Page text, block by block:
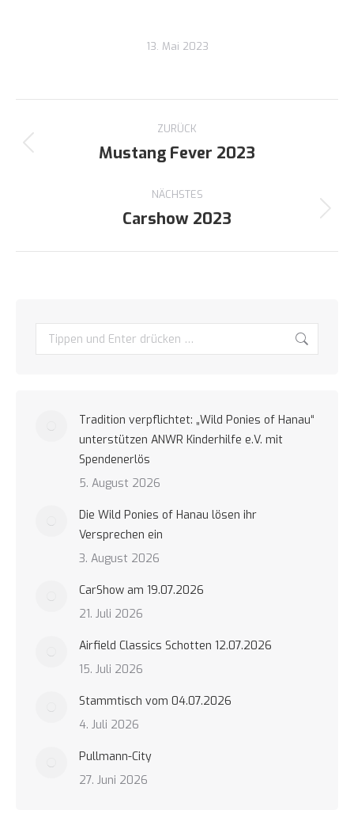
13. Mai 2023
Kommentarnavigation
ZURÜCK
Vorheriger
Mustang Fever 2023
NÄCHSTES
Nächster
Carshow 2023
Search:
Tradition verpflichtet: „Wild Ponies of Hanau“
unterstützen ANWR Kinderhilfe e.V. mit
Spendenerlös
5. August 2026
Die Wild Ponies of Hanau lösen ihr
Versprechen ein
3. August 2026
CarShow am 19.07.2026
21. Juli 2026
Airfield Classics Schotten 12.07.2026
15. Juli 2026
Stammtisch vom 04.07.2026
4. Juli 2026
Pullmann-City
27. Juni 2026